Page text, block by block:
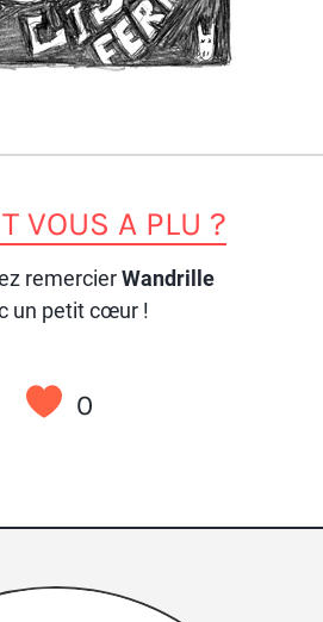
VOUS A PLU ?
remercierWandrille
un petit cœur !
0